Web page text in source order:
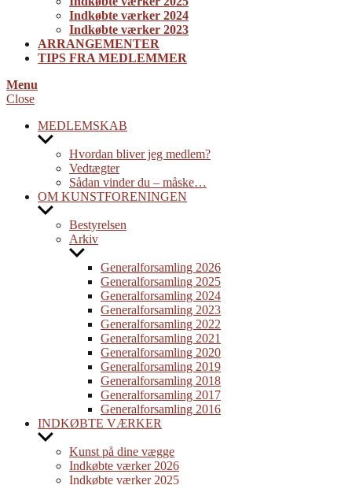
Indkøbte værker 2024
Indkøbte værker 2023
ARRANGEMENTER
TIPS FRA MEDLEMMER
Menu
Close
MEDLEMSKAB
Show
menu
Hvordan bliver jeg medlem?
Vedtægter
Sådan vinder du – måske…
OM KUNSTFORENINGEN
Show
menu
Bestyrelsen
Arkiv
Show
menu
Generalforsamling 2026
Generalforsamling 2025
Generalforsamling 2024
Generalforsamling 2023
Generalforsamling 2022
Generalforsamling 2021
Generalforsamling 2020
Generalforsamling 2019
Generalforsamling 2018
Generalforsamling 2017
Generalforsamling 2016
INDKØBTE VÆRKER
Show
menu
Kunst på dine vægge
Indkøbte værker 2026
Indkøbte værker 2025